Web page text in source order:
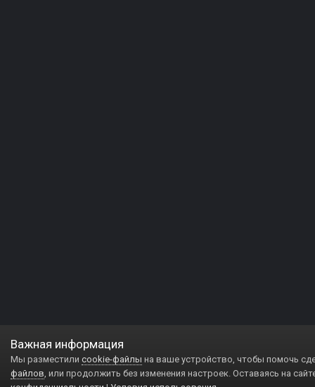
Важная информация
Мы разместили cookie-файлы на ваше устройство, чтобы помочь
файлов, или продолжить без изменения настроек. Оставаясь на